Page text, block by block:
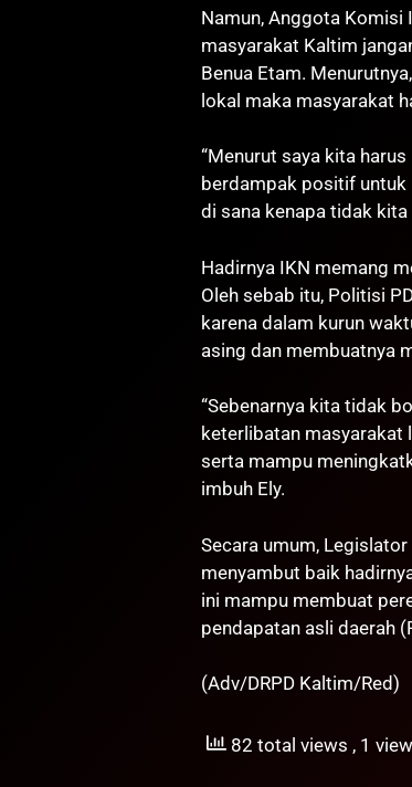
Namun, Anggota Komisi
masyarakat Kaltim
Benua Etam.
lokal maka masyarakat
“Menurut saya kita
berdampak positif untuk
di sana kenapa tidak kita
Hadirnya IKN memang
Oleh sebab itu, Politisi
karena dalam kurun
asing dan membuatnya
“Sebenarnya kita tidak
keterlibatan masyarakat
serta mampu
imbuh Ely.
Secara umum,
menyambut baik
ini mampu membuat
pendapatan asli daerah
(Adv/DRPD Kaltim/Red)
82 total views , 1